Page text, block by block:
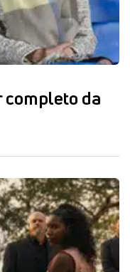
completo da